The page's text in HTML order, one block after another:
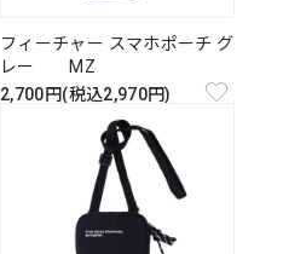
フィーチャー スマホポーチ グ
レー MZ
2,700円(税込2,970円)